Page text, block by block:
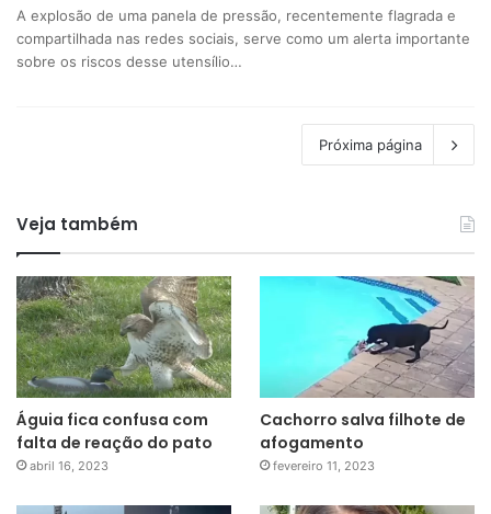
A explosão de uma panela de pressão, recentemente flagrada e
compartilhada nas redes sociais, serve como um alerta importante
sobre os riscos desse utensílio…
Próxima página
Veja também
Águia fica confusa com
falta de reação do pato
abril 16, 2023
Cachorro salva filhote de
afogamento
fevereiro 11, 2023